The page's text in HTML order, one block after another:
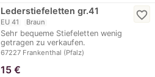
Lederstiefeletten gr.41
EU 41 Braun
Sehr bequeme Stiefeletten wenig
getragen zu verkaufen.
67227 Frankenthal (Pfalz)
favorite_border
15 €